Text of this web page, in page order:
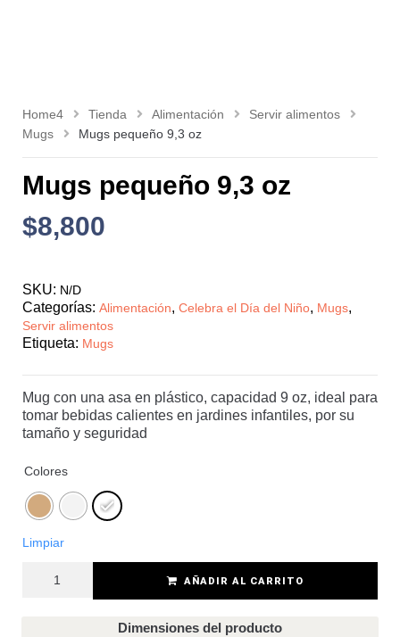
Home4 Tienda Alimentación
Servir alimentos
Mugs
Mugs pequeño 9,3 oz
Mugs pequeño 9,3 oz
$8,800
SKU: N/D
Categorías: Alimentación, Celebra el Día del Niño, Mugs,
Servir alimentos
Etiqueta: Mugs
Mug con una asa en plástico, capacidad 9 oz, ideal para
tomar bebidas calientes en jardines infantiles, por su
tamaño y seguridad
Colores
Limpiar
AÑADIR AL CARRITO
Dimensiones del producto